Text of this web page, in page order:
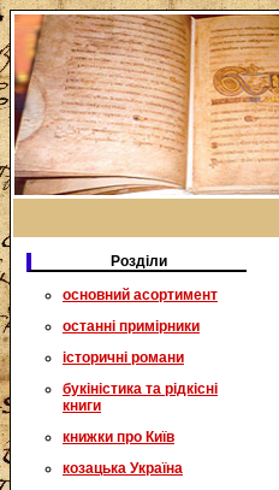
Розділи
основний асортимент
останні примірники
історичні романи
букіністика та рідкісні
книги
книжки про Київ
козацька Україна